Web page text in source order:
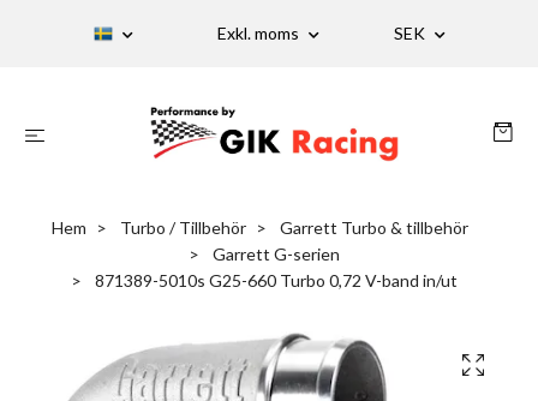
Exkl. moms SEK
Hem Turbo / Tillbehör
Garrett Turbo & tillbehör
Garrett G-serien
871389-5010s G25-660 Turbo 0,72 V-band in/ut